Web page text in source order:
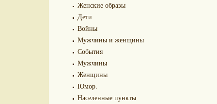
Женские образы
Дети
Войны
Мужчины и женщины
События
Мужчины
Женщины
Юмор.
Населенные пункты